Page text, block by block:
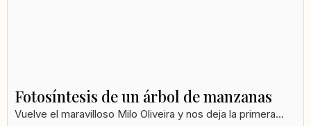
Fotosíntesis de un árbol de manzanas
Vuelve el maravilloso Milo Oliveira y nos deja la primera...